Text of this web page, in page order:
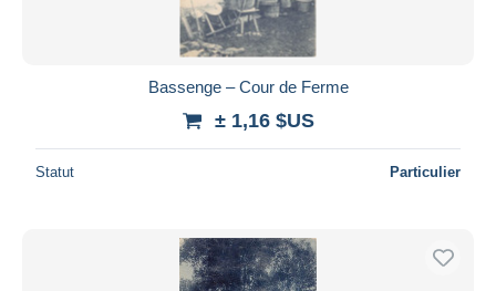
Bassenge – Cour de Ferme
± 1,16 $US
Statut Particulier